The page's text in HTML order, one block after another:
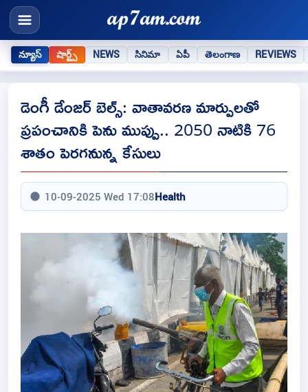
న్యూస్ షార్ట్స్ NEWS సినిమా ఏపీ తెలంగాణ REVIEWS
డెంగీ డేంజర్ బెల్స్: వాతావరణ మార్పులతో
ప్రపంచానికి పెను ముప్పు.. 2050 నాటికి 76
శాతం పెరగనున్న కేసులు
10-09-2025 Wed 17:08Health